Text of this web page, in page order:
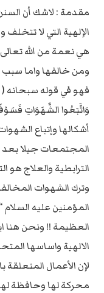
مقدمة : لاشك أن
الإلهية التي لا
هي نعمة من الله
ومن خالفها واما سبب
فهو في قوله
وَاتَّبَعُوا الشَّهَوَاتِ
أشكالها وإتباع
المجتمعات جيلا
الترابطية والعلاج هو
وترك الشهوات
المؤمنين عليه السلام
العظيمة !! ونحن هنا
الالهية واساسها
لإن الأعمال
محركة لها وحافظة